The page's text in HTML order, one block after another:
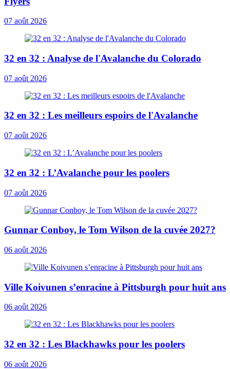
07 août 2026
32 en 32 : Analyse de l'Avalanche du Colorado
07 août 2026
32 en 32 : Les meilleurs espoirs de l'Avalanche
07 août 2026
32 en 32 : L’Avalanche pour les poolers
07 août 2026
Gunnar Conboy, le Tom Wilson de la cuvée 2027?
06 août 2026
Ville Koivunen s’enracine à Pittsburgh pour huit ans
06 août 2026
32 en 32 : Les Blackhawks pour les poolers
06 août 2026